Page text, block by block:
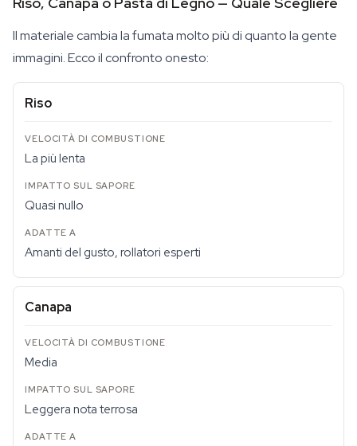
Il materiale cambia la fumata molto più di quanto la gente
immagini. Ecco il confronto onesto:
Riso
La più lenta
Quasi nullo
Amanti del gusto, rollatori esperti
Canapa
Media
Leggera nota terrosa